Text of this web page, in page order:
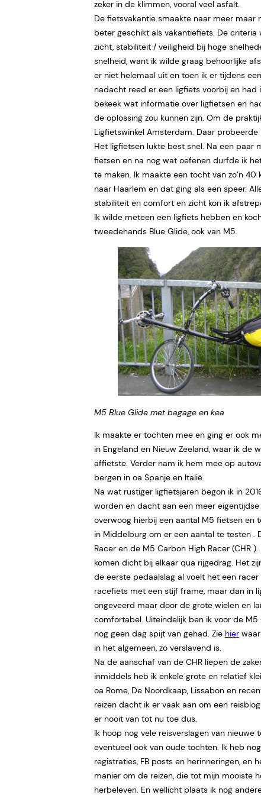
zeker in de klimmen, vooral veel asfalt.
De fietsvakantie smaakte naar meer maar
beter geschikt als vakantiefiets. De
zicht, stabiliteit / veiligheid bij hoge
snelheid, want ik wilde graag behoorlijke
er niet helemaal uit en toen ik er tijdens
nadacht reed er een ligfiets voorbij en had
bekeek wat informatie over ligfietsen en
de oplossing zou kunnen zijn. Om de
Ligfietswinkel Amsterdam. Daar
Het ligfietsen lukte best snel. Na een paar
fietsen en na nog wat oefenen durfde ik
te maken. Ik maakte een tocht van zo’n
naar Haarlem en dat ging als een speer.
stabiliteit en comfort en zicht kon ik
Ik wilde meteen een ligfiets hebben en
tweedehands Blue Glide, ook van M5.
M5 Blue Glide met bagage en kea
Ik maakte er tochten mee en ging er ook
in Engeland en Nieuw Zeeland, waar ik de
affietste. Verder nam ik hem mee op
bergen in oa Spanje en Italië.
Na wat rustiger ligfietsjaren begon ik in
worden en dacht aan een meer
overwoog hierbij een aantal M5 fietsen en
in Middelburg om er een aantal te testen .
Racer en de M5 Carbon High Racer (CHR
komen dicht bij elkaar qua rijgedrag. Het
de eerste pedaalslag al voelt het een racer
racefiets met een stijf frame, maar dan in
ongeveerd maar door de grote wielen en
comfortabel. Uiteindelijk ben ik voor de M5
nog geen dag spijt van gehad. Zie hier
in het algemeen, zo verslavend is.
Na de aanschaf van de CHR liepen de
inmiddels heb ik enkele grote en relatief
oa Rome, De Noordkaap, Lissabon en
reizen dacht ik er vaak aan om een
er nooit van tot nu toe dus.
Ik hoop nog vele reisverslagen van nieuwe
eventueel ook van oude tochten. Ik heb
registraties, FB posts en herinneringen, en
manier om de reizen, die tot mijn mooiste
herbeleven. En wellicht plaats ik nog